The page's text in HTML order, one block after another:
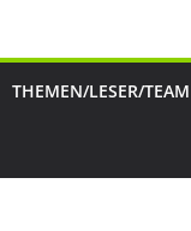
THEMEN/LESER/TEAM